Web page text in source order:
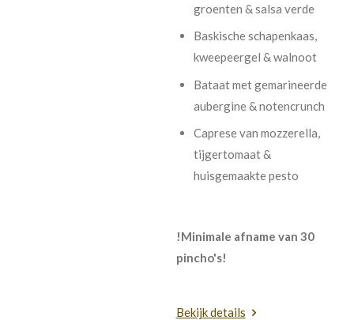
groenten & salsa verde
Baskische schapenkaas,
kweepeergel & walnoot
Bataat met gemarineerde
aubergine & notencrunch
Caprese van mozzerella,
tijgertomaat &
huisgemaakte pesto
!Minimale afname van 30
pincho's!
Bekijk details